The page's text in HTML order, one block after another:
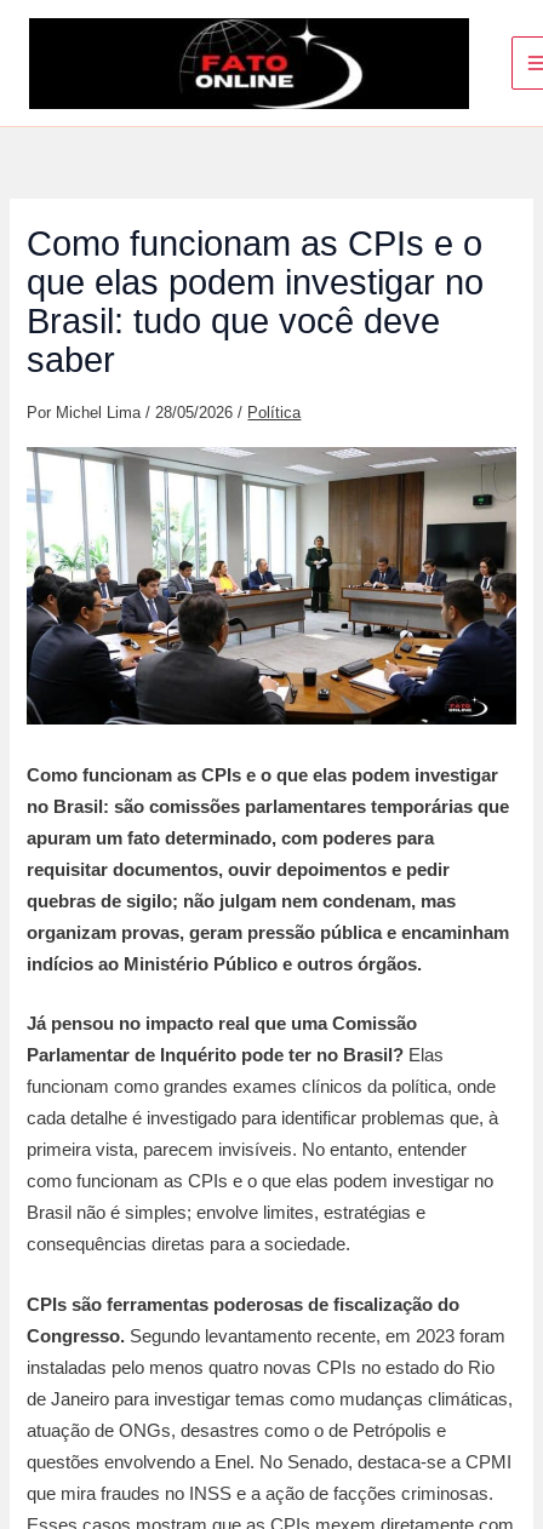
conteúdo
Como funcionam as CPIs e o
que elas podem investigar no
Brasil: tudo que você deve
saber
Por Michel Lima/28/05/2026/ Política
Como funcionam as CPIs e o que elas podem investigar
no Brasil: são comissões parlamentares temporárias que
apuram um fato determinado, com poderes para
requisitar documentos, ouvir depoimentos e pedir
quebras de sigilo; não julgam nem condenam, mas
organizam provas, geram pressão pública e encaminham
indícios ao Ministério Público e outros órgãos.
Já pensou no impacto real que uma Comissão
Parlamentar de Inquérito pode ter no Brasil? Elas
funcionam como grandes exames clínicos da política, onde
cada detalhe é investigado para identificar problemas que, à
primeira vista, parecem invisíveis. No entanto, entender
como funcionam as CPIs e o que elas podem investigar no
Brasil não é simples; envolve limites, estratégias e
consequências diretas para a sociedade.
CPIs são ferramentas poderosas de fiscalização do
Congresso. Segundo levantamento recente, em 2023 foram
instaladas pelo menos quatro novas CPIs no estado do Rio
de Janeiro para investigar temas como mudanças climáticas,
atuação de ONGs, desastres como o de Petrópolis e
questões envolvendo a Enel. No Senado, destaca-se a CPMI
que mira fraudes no INSS e a ação de facções criminosas.
Esses casos mostram que as CPIs mexem diretamente com